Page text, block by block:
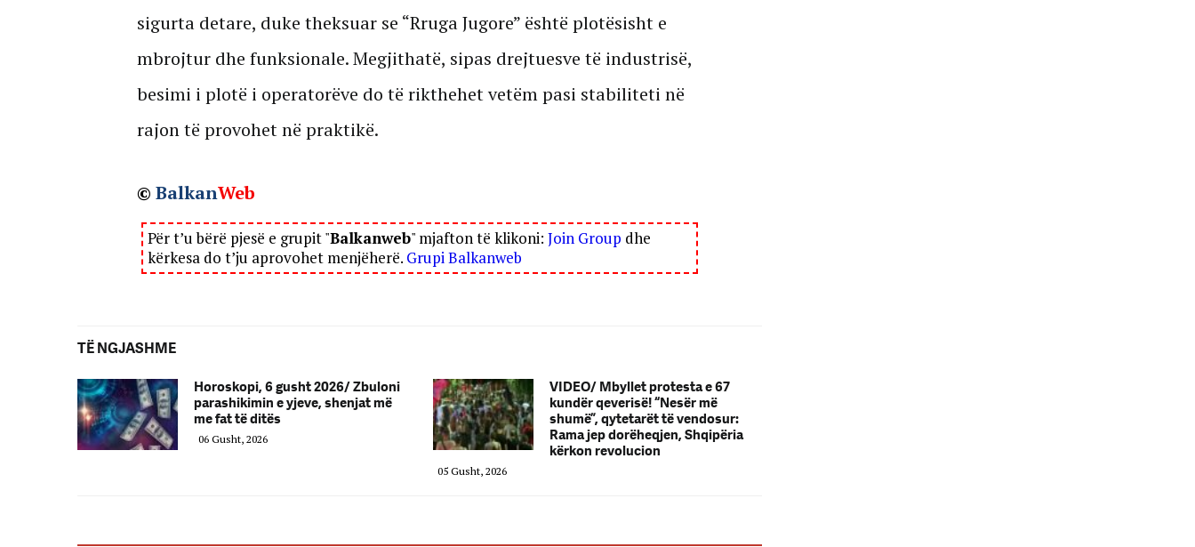
sigurta detare, duke theksuar se “Rruga Jugore” është plotësisht e
mbrojtur dhe funksionale. Megjithatë, sipas drejtuesve të industrisë,
besimi i plotë i operatorëve do të rikthehet vetëm pasi stabiliteti në
rajon të provohet në praktikë.
© BalkanWeb
Për t’u bërë pjesë e grupit "Balkanweb" mjafton të klikoni: Join Group dhe
kërkesa do t’ju aprovohet menjëherë. Grupi Balkanweb
TË NGJASHME
Horoskopi, 6 gusht 2026/ Zbuloni
parashikimin e yjeve, shenjat më
me fat të ditës
06 Gusht, 2026
VIDEO/ Mbyllet protesta e 67
kundër qeverisë! “Nesër më
shumë”, qytetarët të vendosur:
Rama jep dorëheqjen, Shqipëria
kërkon revolucion
05 Gusht, 2026